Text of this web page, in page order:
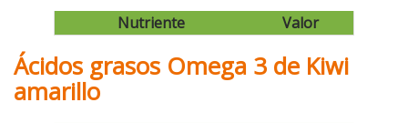
Nutriente Valor
Ácidos grasos Omega 3 de Kiwi
amarillo